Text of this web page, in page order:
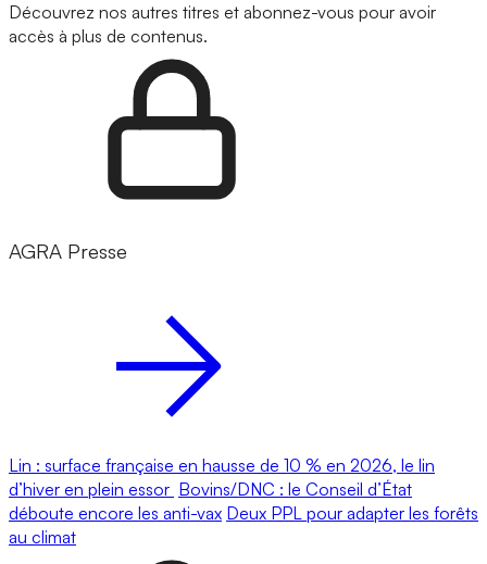
Découvrez nos autres titres et abonnez-vous pour avoir
accès à plus de contenus.
AGRA Presse
Lin : surface française en hausse de 10 % en 2026, le lin
d’hiver en plein essor Bovins/DNC : le Conseil d’État
déboute encore les anti-vax Deux PPL pour adapter les forêts
au climat